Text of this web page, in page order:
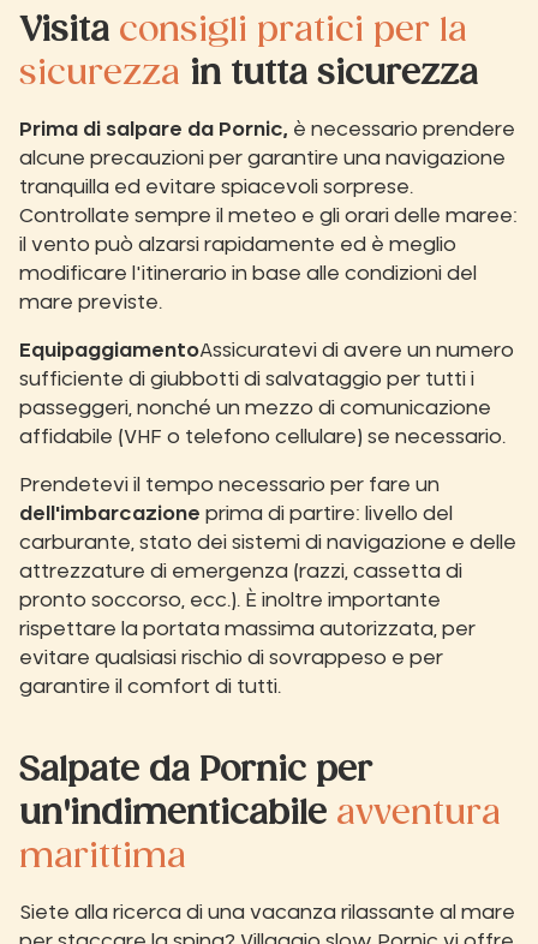
Visita consigli pratici per la
sicurezza in tutta sicurezza
Prima di salpare da Pornic, è necessario prendere
alcune precauzioni per garantire una navigazione
tranquilla ed evitare spiacevoli sorprese.
Controllate sempre il meteo e gli orari delle maree:
il vento può alzarsi rapidamente ed è meglio
modificare l'itinerario in base alle condizioni del
mare previste.
EquipaggiamentoAssicuratevi di avere un numero
sufficiente di giubbotti di salvataggio per tutti i
passeggeri, nonché un mezzo di comunicazione
affidabile (VHF o telefono cellulare) se necessario.
Prendetevi il tempo necessario per fare un
dell'imbarcazione prima di partire: livello del
carburante, stato dei sistemi di navigazione e delle
attrezzature di emergenza (razzi, cassetta di
pronto soccorso, ecc.). È inoltre importante
rispettare la portata massima autorizzata, per
evitare qualsiasi rischio di sovrappeso e per
garantire il comfort di tutti.
Salpate da Pornic per
un'indimenticabile avventura
marittima
Siete alla ricerca di una vacanza rilassante al mare